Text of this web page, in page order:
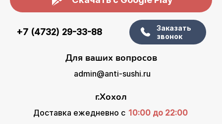
+7 (4732) 29-33-88
Заказать
звонок
Для ваших вопросов
admin@anti-sushi.ru
г.Хохол
Доставка ежедневно с 10:00 до 22:00